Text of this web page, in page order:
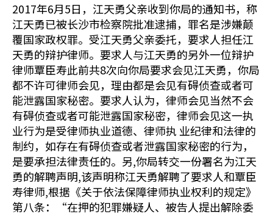
2017年6月5日，江天勇父亲收到你局的通知书，称
江天勇已被长沙市检察院批准逮捕，罪名是涉嫌颠
覆国家政权罪。受江天勇父亲委托，要求人担任江
天勇的辩护律师。要求人与江天勇的另外一位辩护
律师覃臣寿此前共8次向你局要求会见江天勇，你局
都不许可律师会见，理由都是会见有碍侦查或者可
能泄露国家秘密。要求人认为，律师会见当然不会
有碍侦查或者可能泄露国家秘密，律师会见这一执
业行为是受律师执业道德、律师执 业纪律和法律的
制约，如存在有碍侦查或者泄露国家秘密的行为，
是要承担法律责任的。另,你局转交一份署名为江天
勇的解聘声明,该声明称江天勇解聘了要求人和覃臣
寿律师,根据《关于依法保障律师执业权利的规定》
第八条：“在押的犯罪嫌疑人、被告人提出解除委